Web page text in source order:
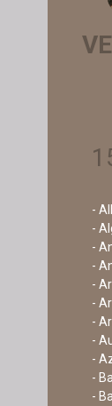
-
-
-
-
-
-
-
-
-
-
-